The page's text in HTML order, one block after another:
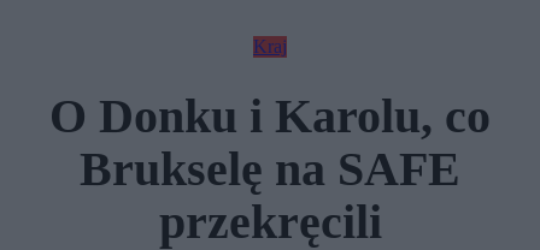
Kraj
O Donku i Karolu, co
Brukselę na SAFE
przekręcili